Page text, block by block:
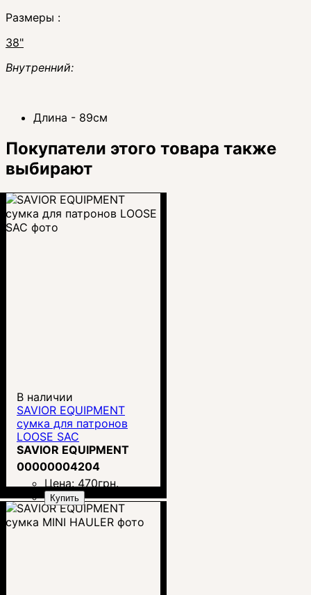
Размеры :
38"
Внутренний:
Длина - 89см
Покупатели этого товара также
выбирают
В наличии
SAVIOR EQUIPMENT
сумка для патронов
LOOSE SAC
SAVIOR EQUIPMENT
00000004204
Цена: 470грн.
Купить